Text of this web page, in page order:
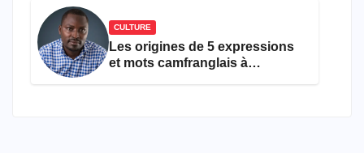
CULTURE
Les origines de 5 expressions
et mots camfranglais à